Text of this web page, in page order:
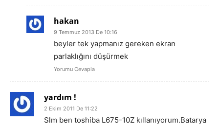
hakan
9 Temmuz 2013 De 10:16
beyler tek yapmanız gereken ekran
parlaklığını düşürmek
Yorumu Cevapla
yardım !
2 Ekim 2011 De 11:22
Slm ben toshiba L675-10Z kıllanıyorum.Batarya